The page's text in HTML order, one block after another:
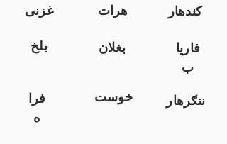
غزنی هرات
کندهار
بلخ
بغلان
فاریا
ب
فرا
ه
خوست ننګرهار